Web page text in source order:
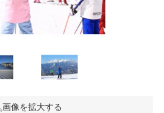
画像を拡大する